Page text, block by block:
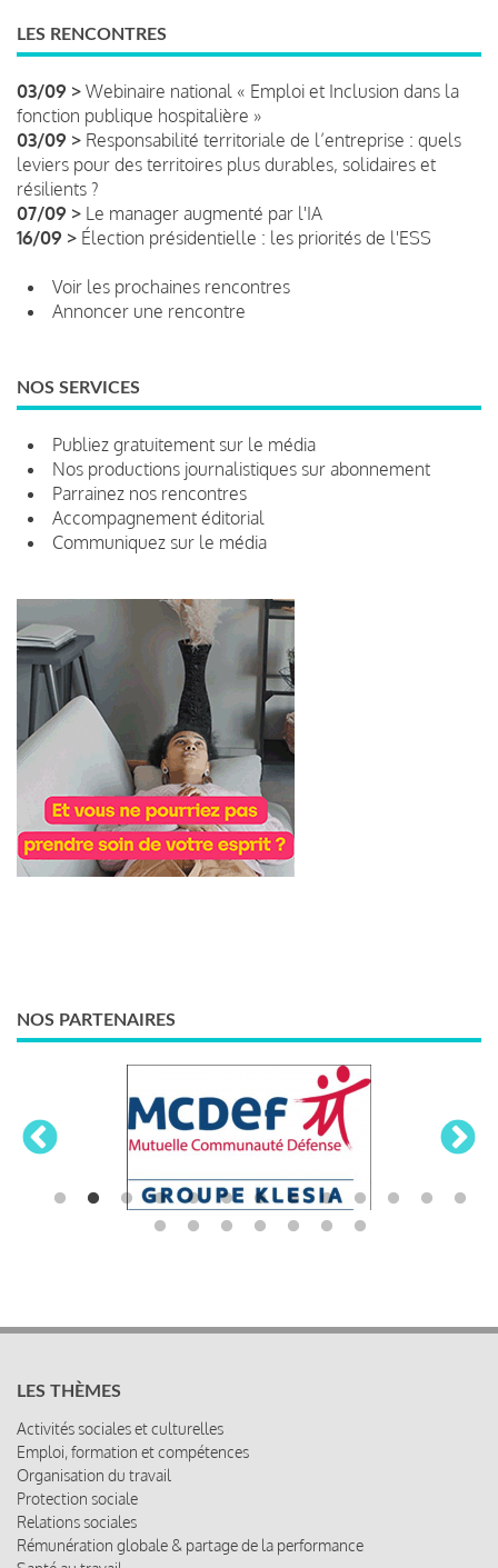
LES RENCONTRES
03/09 > Webinaire national « Emploi et Inclusion dans la
fonction publique hospitalière »
03/09 > Responsabilité territoriale de l’entreprise : quels
leviers pour des territoires plus durables, solidaires et
résilients ?
07/09 > Le manager augmenté par l'IA
16/09 > Élection présidentielle : les priorités de l'ESS
Voir les prochaines rencontres
Annoncer une rencontre
NOS SERVICES
Publiez gratuitement sur le média
Nos productions journalistiques sur abonnement
Parrainez nos rencontres
Accompagnement éditorial
Communiquez sur le média
NOS PARTENAIRES
LES THÈMES
Activités sociales et culturelles
Emploi, formation et compétences
Organisation du travail
Protection sociale
Relations sociales
Rémunération globale & partage de la performance